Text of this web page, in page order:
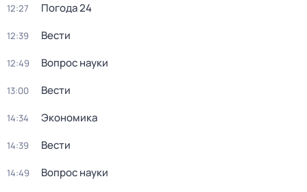
12:27 Погода 24
12:39 Вести
12:49 Вопрос науки
13:00 Вести
14:34 Экономика
14:39 Вести
14:49 Вопрос науки